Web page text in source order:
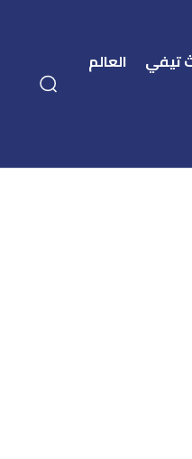
تيفي
العالم